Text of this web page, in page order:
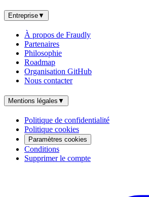
Entreprise▼
À propos de Fraudly
Partenaires
Philosophie
Roadmap
Organisation GitHub
Nous contacter
Mentions légales ▼
Politique de confidentialité
Politique cookies
Paramètres cookies
Conditions
Supprimer le compte